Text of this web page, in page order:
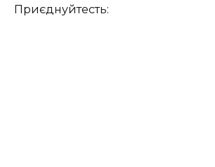
Приєднуйтесть: